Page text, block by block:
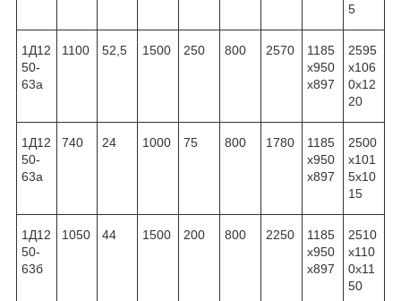
5
1Д12
50-
63а
1100 52,5 1500 250 800 2570
1185
x950
x897
2595
x106
0x12
20
1Д12
50-
63а
740 24 1000 75 800 1780
1185
x950
x897
2500
x101
5x10
15
1Д12
50-
63б
1050 44 1500 200 800 2250
1185
x950
x897
2510
x110
0x11
50